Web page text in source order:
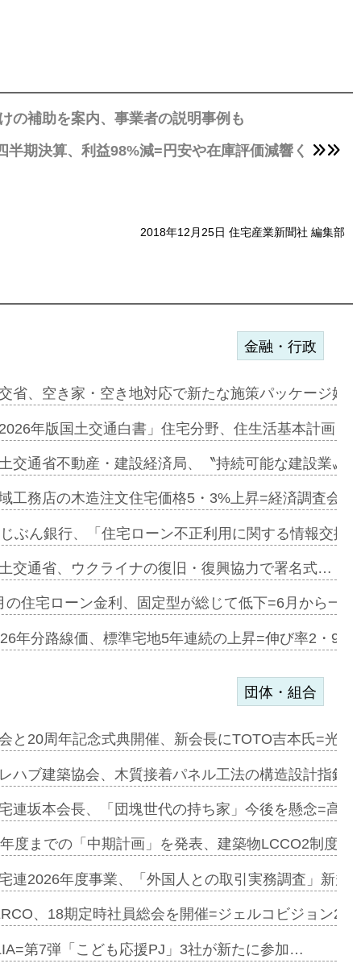
の補助を案内、事業者の説明事例も
半期決算、利益98%減=円安や在庫評価減響く
2018年12月25日 住宅産業新聞社 編集部
ミーレキ…
も城南エ…
合型の賃…
ンカフェ…
業=お互…
コリビング…
る2階建…
第1弾が開…
金融・行政
省、空き家・空き地対応で新たな施策パッケージ始
年版国土交通白書」住宅分野、住生活基本計画を
交通省不動産・建設経済局、〝持続可能な建設業〟
工務店の木造注文住宅価格5・3%上昇=経済調査会
ぶん銀行、「住宅ローン不正利用に関する情報交換
交通省、ウクライナの復旧・復興協力で署名式…
の住宅ローン金利、固定型が総じて低下=6月から一
年分路線価、標準宅地5年連続の上昇=伸び率2・
加=リンナ…
見込む=…
開始=三協…
団体・組合
と20周年記念式典開催、新会長にTOTO吉本氏=光
ハブ建築協会、木質接着パネル工法の構造設計指針
連坂本会長、「団塊世代の持ち家」今後を懸念=高
度までの「中期計画」を発表、建築物LCCO2制度
連2026年度事業、「外国人との取引実務調査」新規
、18期定時社員総会を開催=ジェルコビジョン
第7弾「こども応援PJ」3社が新たに参加…